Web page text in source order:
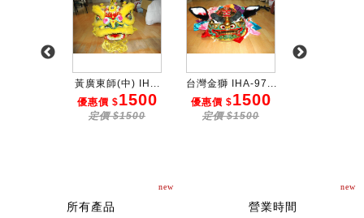
黃廣東師(中) IH...
優惠價 $1500
定價 $1500
台灣金獅 IHA-97...
優惠價 $1500
定價 $1500
new
所有產品
new
營業時間